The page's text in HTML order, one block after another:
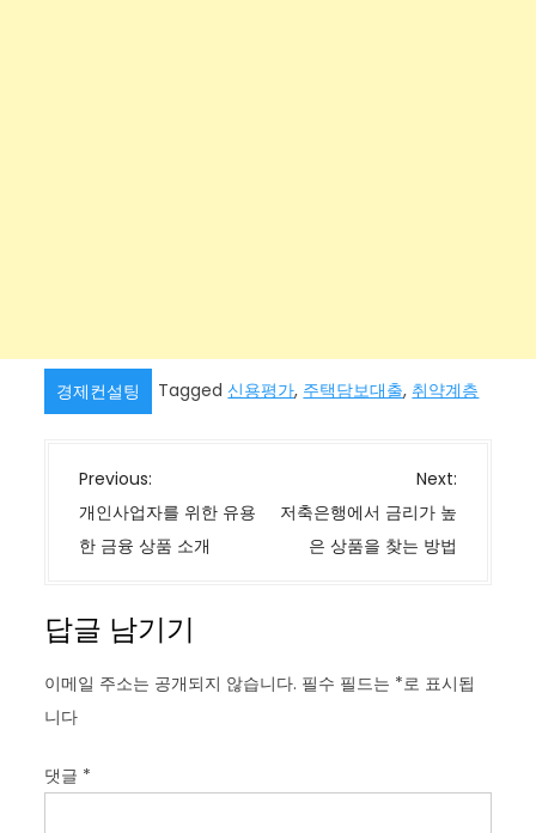
경제컨설팅 Tagged 신용평가, 주택담보대출, 취약계층
글
탐
색
Previous:
개인사업자를 위한 유용
한 금융 상품 소개
Next:
저축은행에서 금리가 높
은 상품을 찾는 방법
답글 남기기
이메일 주소는 공개되지 않습니다. 필수 필드는 *로 표시됩
니다
댓글 *